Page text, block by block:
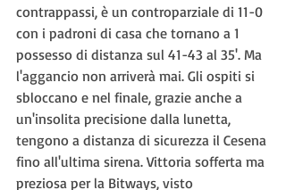
contrappassi, è un controparziale di 11-0
con i padroni di casa che tornano a 1
possesso di distanza sul 41-43 al 35'. Ma
l'aggancio non arriverà mai. Gli ospiti si
sbloccano e nel finale, grazie anche a
un'insolita precisione dalla lunetta,
tengono a distanza di sicurezza il Cesena
fino all'ultima sirena. Vittoria sofferta ma
preziosa per la Bitways, visto